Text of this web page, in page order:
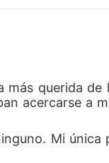
"Te
al techo.
más querida
acercarse a
Mi